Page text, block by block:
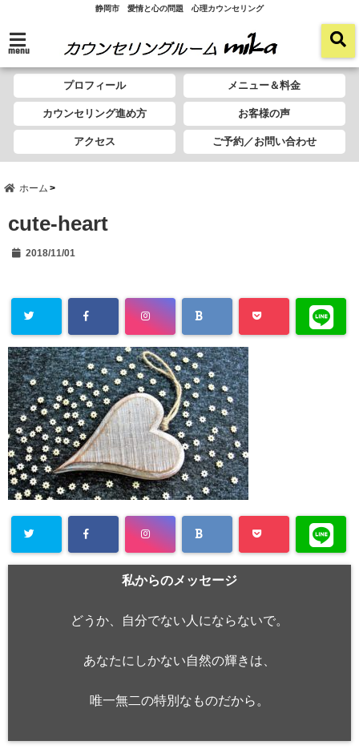
静岡市 愛情と心の問題 心理カウンセリング
menu
プロフィール メニュー＆料金
カウンセリング進め方 お客様の声
アクセス ご予約／お問い合わせ
ホーム
cute-heart
2018/11/01
私からのメッセージ
どうか、自分でない人にならないで。
あなたにしかない自然の輝きは、
唯一無二の特別なものだから。